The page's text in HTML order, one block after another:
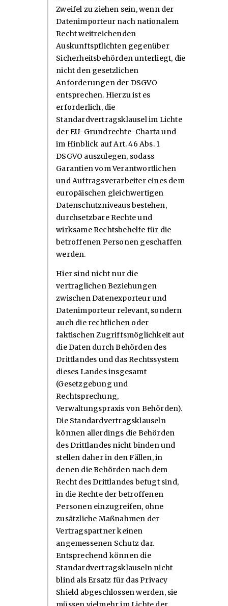
Zweifel zu ziehen sein, wenn der
Datenimporteur nach nationalem
Recht weitreichenden
Auskunftspflichten gegenüber
Sicherheitsbehörden unterliegt, die
nicht den gesetzlichen
Anforderungen der DSGVO
entsprechen. Hierzu ist es
erforderlich, die
Standardvertragsklausel im Lichte
der EU-Grundrechte-Charta und
im Hinblick auf Art. 46 Abs. 1
DSGVO auszulegen, sodass
Garantien vom Verantwortlichen
und Auftragsverarbeiter eines dem
europäischen gleichwertigen
Datenschutzniveaus bestehen,
durchsetzbare Rechte und
wirksame Rechtsbehelfe für die
betroffenen Personen geschaffen
werden.
Hier sind nicht nur die
vertraglichen Beziehungen
zwischen Datenexporteur und
Datenimporteur relevant, sondern
auch die rechtlichen oder
faktischen Zugriffsmöglichkeit auf
die Daten durch Behörden des
Drittlandes und das Rechtssystem
dieses Landes insgesamt
(Gesetzgebung und
Rechtsprechung,
Verwaltungspraxis von Behörden).
Die Standardvertragsklauseln
können allerdings die Behörden
des Drittlandes nicht binden und
stellen daher in den Fällen, in
denen die Behörden nach dem
Recht des Drittlandes befugt sind,
in die Rechte der betroffenen
Personen einzugreifen, ohne
zusätzliche Maßnahmen der
Vertragspartner keinen
angemessenen Schutz dar.
Entsprechend können die
Standardvertragsklauseln nicht
blind als Ersatz für das Privacy
Shield abgeschlossen werden, sie